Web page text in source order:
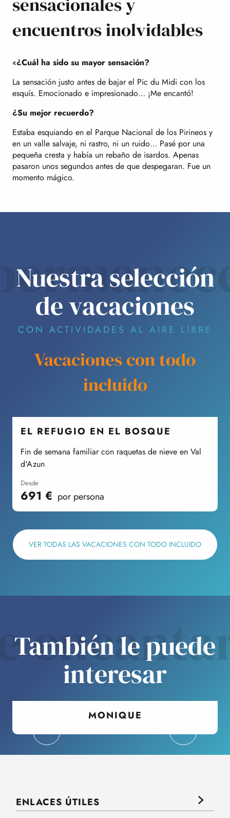
encuentros inolvidables
«¿Cuál ha sido su mayor sensación?
La sensación justo antes de bajar el Pic du Midi con los
esquís. Emocionado e impresionado… ¡Me encantó!
¿Su mejor recuerdo?
Estaba esquiando en el Parque Nacional de los Pirineos y
en un valle salvaje, ni rastro, ni un ruido… Pasé por una
pequeña cresta y había un rebaño de isardos. Apenas
pasaron unos segundos antes de que despegaran. Fue un
momento mágico.
Nuestra selección
de vacaciones
CON ACTIVIDADES AL AIRE LIBRE
Vacaciones con todo
incluido
EL REFUGIO EN EL BOSQUE
Fin de semana familiar con raquetas de nieve en Val
d'Azun
desde
691 € por persona
VER TODAS LAS VACACIONES CON TODO INCLUIDO
También le puede
interesar
MONIQUE
ENLACES ÚTILES